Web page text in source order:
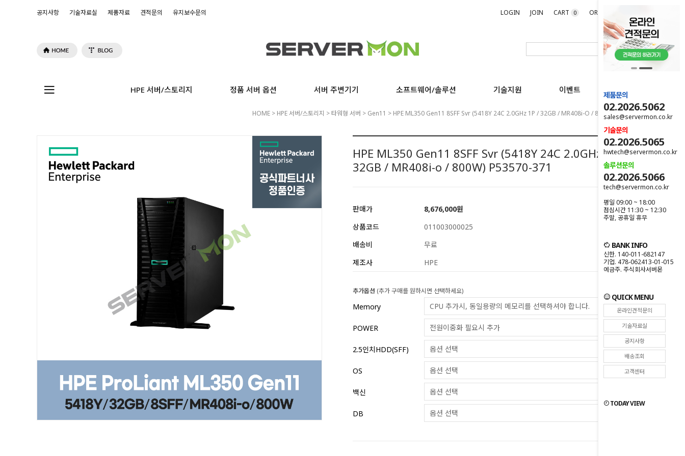
공지사항 기술자료실 제품자료 견적문의 유지보수문의 LOGIN JOIN CART 0 ORDER
HPE 서버/스토리지 정품 서버 옵션 서버 주변기기 소프트웨어/솔루션 기술지원 이벤트
제품문의
02.2026.5062
sales@servermon.co.kr
기술문의
02.2026.5065
hwtech@servermon.co.kr
솔루션문의
02.2026.5066
tech@servermon.co.kr
평일 09:00 ~ 18:00
점심시간 11:30 ~ 12:30
주말, 공휴일 휴무
BANK INFO
신한. 140-011-682147
기업. 478-062413-01-015
예금주. 주식회사서버몬
QUICK MENU
온라인견적문의
기술자료실
공지사항
배송조회
고객센터
TODAY VIEW
HOME > HPE 서버/스토리지 >타워형 서버 > Gen11 > HPE ML350 Gen11 8SFF Svr (5418Y 24C 2.0GHz 1P / 32GB / MR408i-O / 800W) P53570-371
HPE ML350 Gen11 8SFF Svr (5418Y 24C 2.0GHz 1P /
32GB / MR408i-o / 800W) P53570-371
판매가
8,676,000원
상품코드
011003000025
배송비
무료
제조사
HPE
추가옵션 (추가 구매를 원하시면 선택하세요)
Memory
POWER
2.5인치HDD(SFF)
OS
백신
DB